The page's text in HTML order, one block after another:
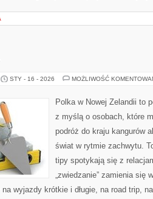
STY - 16 - 2026 MOŻLIWOŚĆ
Polka w Nowej Zelandii to
z myślą o osobach, które
podróż do kraju kangurów
świat w rytmie zachwytu.
tipy spotykają się z
„zwiedzanie” zamienia się
wyjazdy krótkie i długie, na road trip,